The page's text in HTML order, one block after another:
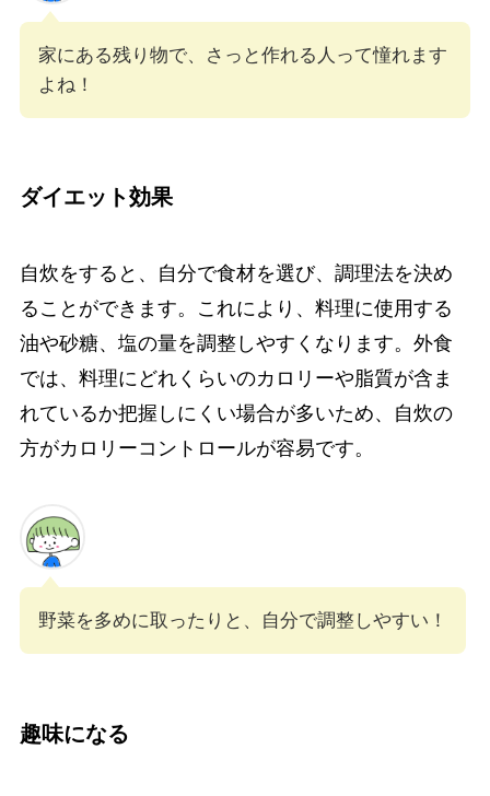
家にある残り物で、さっと作れる人って憧れます
よね！
ダイエット効果
自炊をすると、自分で食材を選び、調理法を決め
ることができます。これにより、料理に使用する
油や砂糖、塩の量を調整しやすくなります。外食
では、料理にどれくらいのカロリーや脂質が含ま
れているか把握しにくい場合が多いため、自炊の
方がカロリーコントロールが容易です。
野菜を多めに取ったりと、自分で調整しやすい！
趣味になる